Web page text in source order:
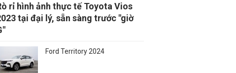
rỉ hình ảnh thực tế Toyota Vios
tại đại lý, sẵn sàng trước "giờ
Ford Territory 2024